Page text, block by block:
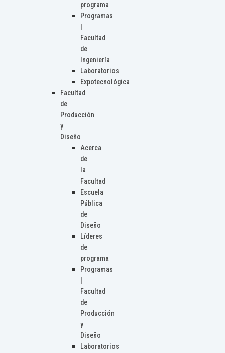
programa
Programas
Facultad
de
Ingeniería
Laboratorios
Expotecnológica
Facultad
de
Producción
y
Diseño
Acerca
de
la
Facultad
Escuela
Pública
de
Diseño
Líderes
de
programa
Programas
Facultad
de
Producción
y
Diseño
Laboratorios